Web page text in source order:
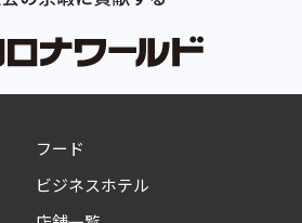
フード
ビジネスホテル